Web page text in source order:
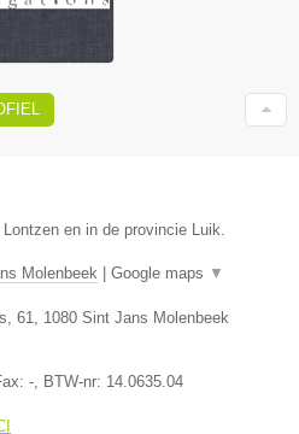
en in de provincie Luik.
Molenbeek | Google maps ▼
61 1080 Sint Jans Molenbeek
- , BTW-nr: 14.0635.04